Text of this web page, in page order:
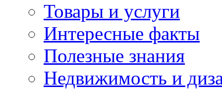
Товары и услуги
Интересные факты
Полезные знания
Недвижимость и